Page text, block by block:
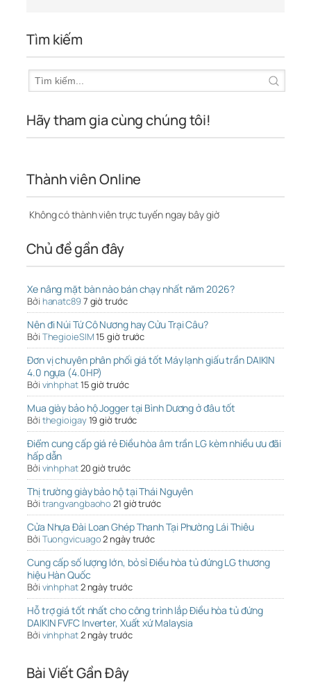
Tìm kiếm
Hãy tham gia cùng chúng tôi!
Thành viên Online
Không có thành viên trực tuyến ngay bây giờ
Chủ đề gần đây
Xe nâng mặt bàn nào bán chạy nhất năm 2026?
Bởi hanatc897 giờ trước
Nên đi Núi Tứ Cô Nương hay Cửu Trại Câu?
Bởi ThegioieSIM15 giờ trước
Đơn vị chuyên phân phối giá tốt Máy lạnh giấu trần DAIKIN
4.0 ngựa (4.0HP)
Bởi vinhphat15 giờ trước
Mua giày bảo hộ Jogger tại Bình Dương ở đâu tốt
Bởi thegioigay19 giờ trước
Điểm cung cấp giá rẻ Điều hòa âm trần LG kèm nhiều ưu đãi
hấp dẫn
Bởi vinhphat20 giờ trước
Thị trường giày bảo hộ tại Thái Nguyên
Bởi trangvangbaoho 21 giờ trước
Cửa Nhựa Đài Loan Ghép Thanh Tại Phường Lái Thiêu
Bởi Tuongvicuago2 ngày trước
Cung cấp số lượng lớn, bỏ sỉ Điều hòa tủ đứng LG thương
hiệu Hàn Quốc
Bởi vinhphat2 ngày trước
Hỗ trợ giá tốt nhất cho công trình lắp Điều hòa tủ đứng
DAIKIN FVFC Inverter, Xuất xứ Malaysia
Bởi vinhphat2 ngày trước
Bài Viết Gần Đây